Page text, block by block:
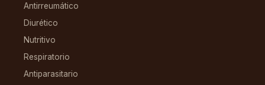
Antirreumático
Diurético
Nutritivo
Respiratorio
Antiparasitario